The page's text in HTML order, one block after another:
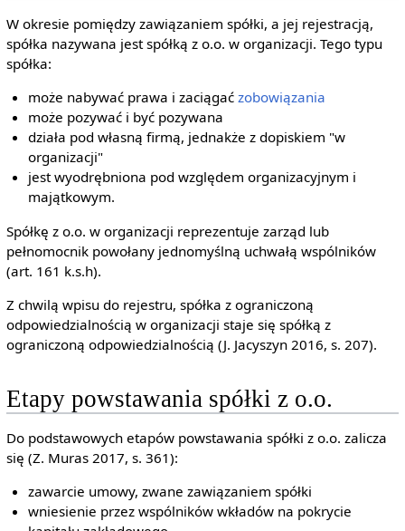
W okresie pomiędzy zawiązaniem spółki, a jej rejestracją,
spółka nazywana jest spółką z o.o. w organizacji. Tego typu
spółka:
może nabywać prawa i zaciągaćzobowiązania
może pozywać i być pozywana
działa pod własną firmą, jednakże z dopiskiem "w
organizacji"
jest wyodrębniona pod względem organizacyjnym i
majątkowym.
Spółkę z o.o. w organizacji reprezentuje zarząd lub
pełnomocnik powołany jednomyślną uchwałą wspólników
(art. 161 k.s.h).
Z chwilą wpisu do rejestru, spółka z ograniczoną
odpowiedzialnością w organizacji staje się spółką z
ograniczoną odpowiedzialnością (J. Jacyszyn 2016, s. 207).
Etapy powstawania spółki z o.o.
Do podstawowych etapów powstawania spółki z o.o. zalicza
się (Z. Muras 2017, s. 361):
zawarcie umowy, zwane zawiązaniem spółki
wniesienie przez wspólników wkładów na pokrycie